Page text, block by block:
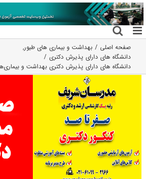
رفتن
به
محتوا
صفحه اصلی بهداشت و بیماری های طیور,
دانشگاه های دارای پذیرش دکتری
دانشگاه های دارای پذیرش دکتری ﺑﻬﺪاﺷﺖ و